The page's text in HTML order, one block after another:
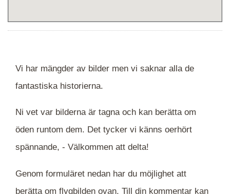
Vi har mängder av bilder men vi saknar alla de
fantastiska historierna.
Ni vet var bilderna är tagna och kan berätta om
öden runtom dem. Det tycker vi känns oerhört
spännande, - Välkommen att delta!
Genom formuläret nedan har du möjlighet att
berätta om flygbilden ovan. Till din kommentar kan